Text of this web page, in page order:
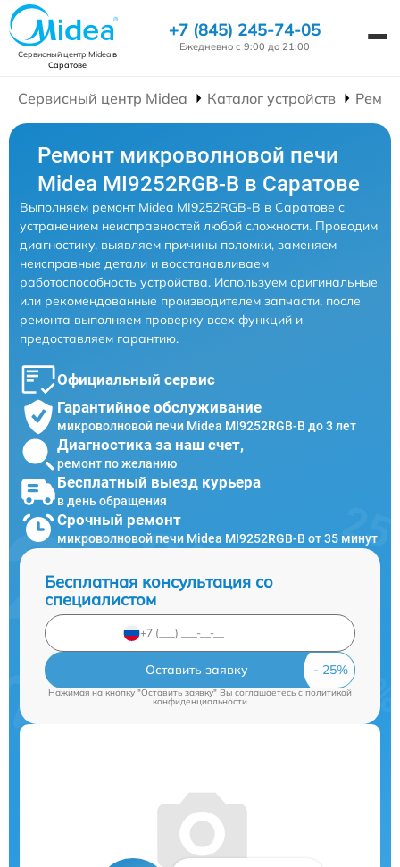
Сервисный центр Mideaв
Саратове
+7 (845) 245-74-05
Ежедневно с 9:00 до 21:00
Сервисный центр Midea Каталог устройств
Ремонт микроволновой печи
Midea MI9252RGB-B в Саратове
Выполняем ремонт Midea MI9252RGB-B в Саратове с
устранением неисправностей любой сложности. Проводим
диагностику, выявляем причины поломки, заменяем
неисправные детали и восстанавливаем
работоспособность устройства. Используем оригинальные
или рекомендованные производителем запчасти, после
ремонта выполняем проверку всех функций и
предоставляем гарантию.
Официальный сервис
Гарантийное обслуживание
микроволновой печи Midea MI9252RGB-B до 3 лет
Диагностика за наш счет,
ремонт по желанию
Бесплатный выезд курьера
в день обращения
Срочный ремонт
микроволновой печи Midea MI9252RGB-B от 35 минут
Бесплатная консультация со
специалистом
Оставить заявку
Нажимая на кнопку "Оставить заявку" Вы соглашаетесь cполитикой
конфиденциальности